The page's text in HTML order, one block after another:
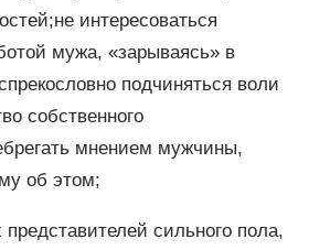
интересоваться
мужа, «зарываясь» в
подчиняться воли
собственного
мнением мужчины,
об этом;
представителей сильного пола,